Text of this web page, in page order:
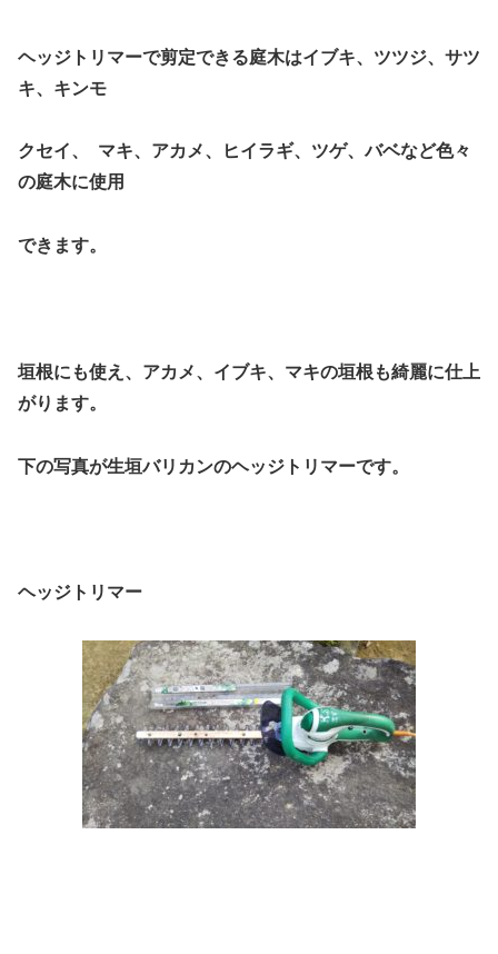
ヘッジトリマーで剪定できる庭木はイブキ、ツツジ、サツ
キ、キンモ
クセイ、 マキ、アカメ、ヒイラギ、ツゲ、バベなど色々
の庭木に使用
できます。
垣根にも使え、アカメ、イブキ、マキの垣根も綺麗に仕上
がります。
下の写真が生垣バリカンのヘッジトリマーです。
ヘッジトリマー